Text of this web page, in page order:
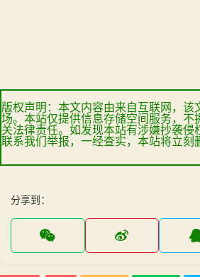
版权声明：本文内容由来自互联网，该
场。本站仅提供信息存储空间服务，不
关法律责任。如发现本站有涉嫌抄袭侵
联系我们举报，一经查实，本站将立刻
分享到：